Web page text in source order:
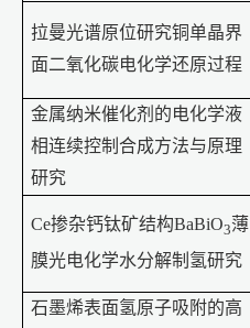
拉曼光谱原位研究铜单晶界
面二氧化碳电化学还原过程
金属纳米催化剂的电化学液
相连续控制合成方法与原理
研究
Ce掺杂钙钛矿结构BaBiO3薄
膜光电化学水分解制氢研究
石墨烯表面氢原子吸附的高